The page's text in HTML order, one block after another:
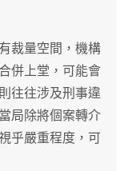
裁量空間，機構
併上堂，可能會
往往涉及刑事違
局除將個案轉介
乎嚴重程度，可